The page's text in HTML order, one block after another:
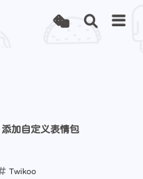
加自定义表情包
Twikoo